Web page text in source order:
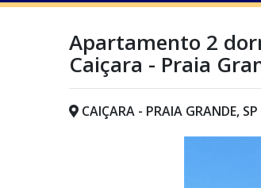
Apartamento 2
Caiçara - Praia
CAIÇARA - PRAIA GRANDE, SP